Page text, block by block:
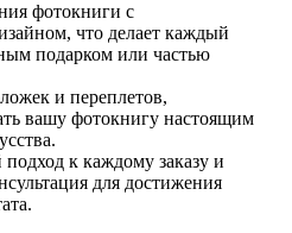
фотокниги с
что делает каждый
подарком или частью
и переплетов,
вашу фотокнигу настоящим
к каждому заказу и
для достижения